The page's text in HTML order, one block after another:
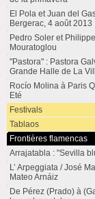
El Pola et Juan del
Bergerac, 4 août 2013
Pedro Soler et Philippe
Mouratoglou
"Pastora" : Pastora
Grande Halle de La
Rocío Molina à Paris
Eté
Festivals
Tablaos
Frontières flamencas
Arrajatabla : "Sevilla
L’ Arpeggiata / José
Mateo Arnáiz
De Pérez (Prado) à